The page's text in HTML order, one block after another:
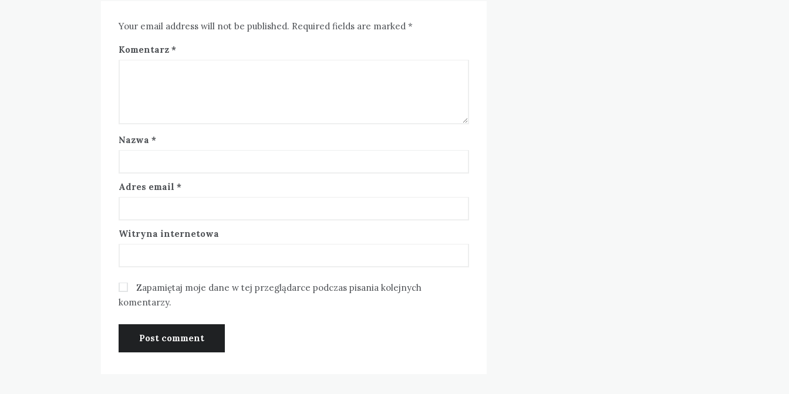
Your email address will not be published. Required fields are marked *
Komentarz *
Nazwa *
Adres email *
Witryna internetowa
Zapamiętaj moje dane w tej przeglądarce podczas pisania kolejnych
komentarzy.